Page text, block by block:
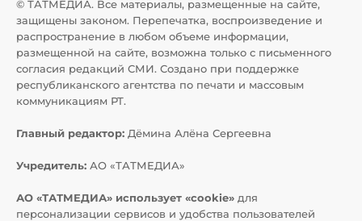
© ТАТМЕДИА. Все материалы, размещенные на сайте,
защищены законом. Перепечатка, воспроизведение и
распространение в любом объеме информации,
размещенной на сайте, возможна только с письменного
согласия редакций СМИ. Создано при поддержке
республиканского агентства по печати и массовым
коммуникациям РТ.
Главный редактор: Дёмина Алёна Сергеевна
Учредитель: АО «ТАТМЕДИА»
АО «ТАТМЕДИА» использует «cookie» для
персонализации сервисов и удобства пользователей